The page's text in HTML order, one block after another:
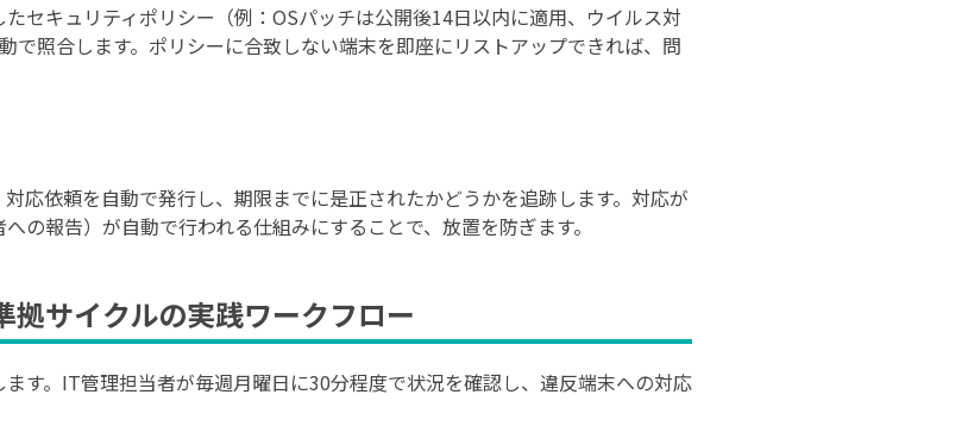
セキュリティポリシー（例：OSパッチは公開後14日以内に適用、ウイルス対
で照合します。ポリシーに合致しない端末を即座にリストアップできれば、問
応依頼を自動で発行し、期限までに是正されたかどうかを追跡します。対応が
の報告）が自動で行われる仕組みにすることで、放置を防ぎます。
サイクルの実践ワークフロー
す。IT管理担当者が毎週月曜日に30分程度で状況を確認し、違反端末への対応